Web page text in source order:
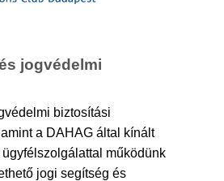
jogvédelmi
biztosítási
a DAHAG által kínált
működünk
jogi segítség és